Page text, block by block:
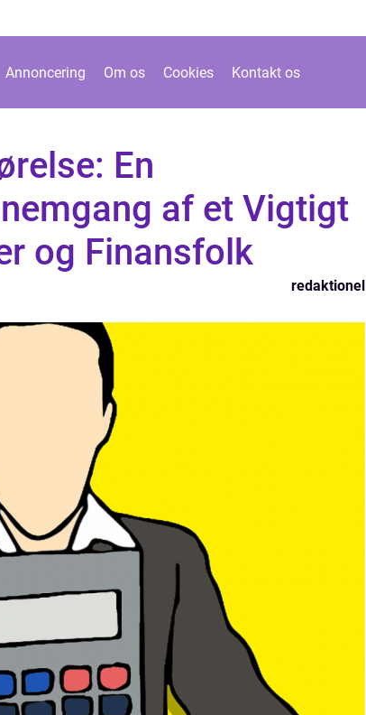
Annoncering Om os Cookies Kontakt os
En
af et Vigtigt
og Finansfolk
redaktionel